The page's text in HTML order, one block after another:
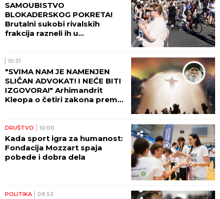
SAMOUBISTVO
BLOKADERSKOG POKRETA!
Brutalni sukobi rivalskih
frakcija razneli ih u
10:31
"SVIMA NAM JE NAMENJEN
SLIČAN ADVOKAT! I NEĆE BITI
IZGOVORA!" Arhimandrit
Kleopa o četiri zakona prema
DRUŠTVO 10:00
Kada sport igra za humanost:
Fondacija Mozzart spaja
pobede i dobra dela
POLITIKA 09:53